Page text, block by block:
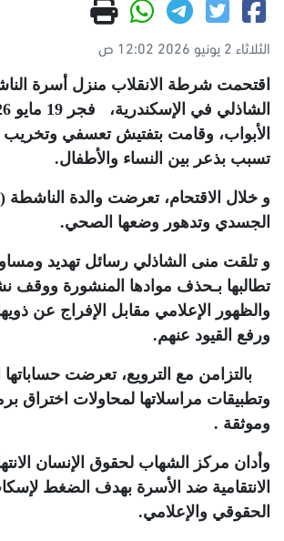
الثلاثاء 2 يونيو 2026 12:02 ص
اقتحمت شرطة الانقلاب منزل أسرة
الشاذلي في الإسكندرية،
الأبواب، وقامت بتفتيش تعسفي
تسبب بذعر بين النساء والأطفال.
و
الجسدي وتدهور وضعها الصحي.
و تلقت منى الشاذلي رسائل تهديد
تطالبها بـحذف موادها المنشورة ووقف
والظهور الإعلامي مقابل الإفراج عن
ورفع القيود عنهم.
بالتزامن مع الترويع، تعرضت حساباتها
وتطبيقات مراسلاتها لمحاولات اختراق
وموثقة .
وأدان مركز الشهاب لحقوق الإنسان
الانتقامية ضد الأسرة بهدف الضغط
الحقوقي والإعلامي.